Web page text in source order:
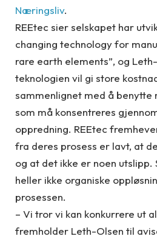
Næringsliv.
REEtec sier selskapet har
changing technology for
rare earth elements”, og
teknologien vil gi store
sammenlignet med å benytte
som må konsentreres
oppredning. REEtec
fra deres prosess er lavt, at
og at det ikke er noen utslipp.
heller ikke organiske
prosessen.
– Vi tror vi kan konkurrere ut
fremholder Leth-Olsen til